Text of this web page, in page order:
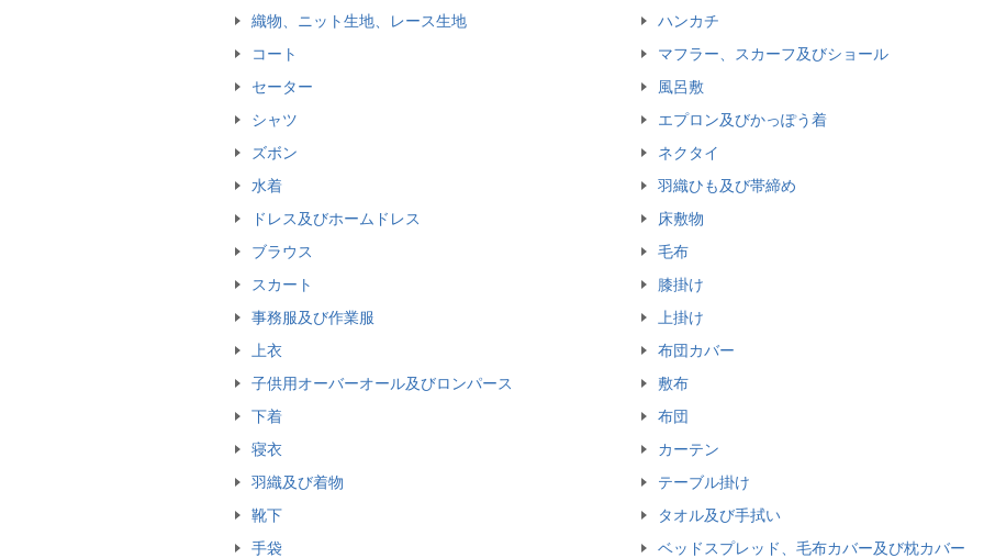
織物、ニット生地、レース生地
コート
セーター
シャツ
ズボン
水着
ドレス及びホームドレス
ブラウス
スカート
事務服及び作業服
上衣
子供用オーバーオール及びロンパース
下着
寝衣
羽織及び着物
靴下
手袋
ハンカチ
マフラー、スカーフ及びショール
風呂敷
エプロン及びかっぽう着
ネクタイ
羽織ひも及び帯締め
床敷物
毛布
膝掛け
上掛け
布団カバー
敷布
布団
カーテン
テーブル掛け
タオル及び手拭い
ベッドスプレッド、毛布カバー及び枕カバー